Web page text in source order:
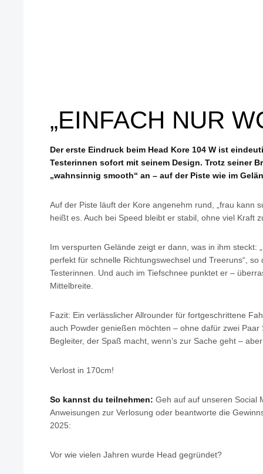
„EINFACH NUR
Der erste Eindruck beim Head Kore 104 W ist
Testerinnen sofort mit seinem Design. Trotz seiner
„wahnsinnig smooth“ an – auf der Piste wie im
Auf der Piste läuft der Kore angenehm rund, „frau kann
heißt es. Auch bei Speed bleibt er stabil, ohne viel Kraft
Im verspurten Gelände zeigt er dann, was in ihm steckt:
perfekt für schnelle Richtungswechsel und Treeruns“,
Testerinnen. Und auch im Tiefschnee punktet er –
Mittelbreite.
Fazit: Ein verlässlicher Allrounder für fortgeschrittene
auch Powder genießen möchten – ohne dafür zwei
Begleiter, der Spaß macht, wenn’s zur Sache geht –
Verlost in 170cm!
So kannst du teilnehmen: Geh auf auf unseren Social
Anweisungen zur Verlosung oder beantworte die
2025:
Vor wie vielen Jahren wurde Head gegründet?